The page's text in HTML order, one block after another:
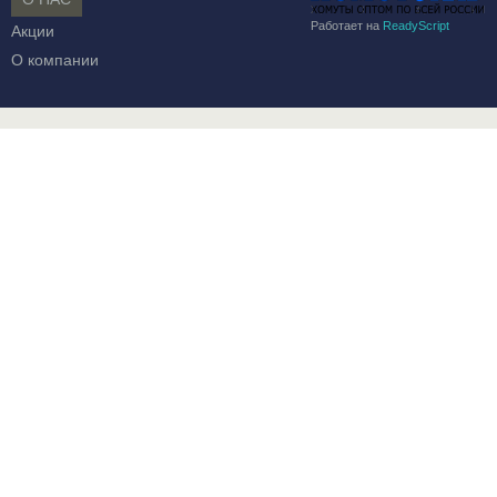
Работает на ReadyScript
Акции
О компании